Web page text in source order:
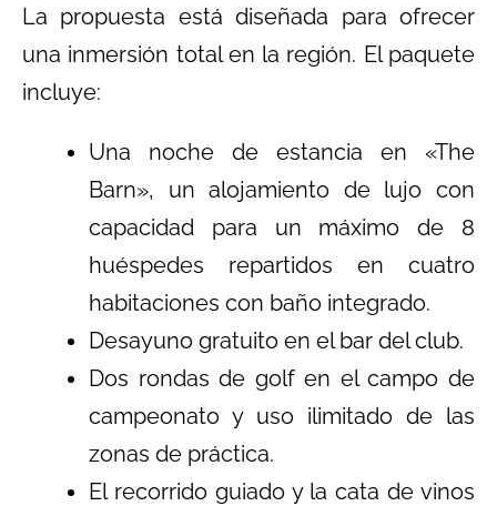
La propuesta está diseñada para ofrecer
una inmersión total en la región. El paquete
incluye:
Una noche de estancia en «The
Barn», un alojamiento de lujo con
capacidad para un máximo de 8
huéspedes repartidos en cuatro
habitaciones con baño integrado.
Desayuno gratuito en el bar del club.
Dos rondas de golf en el campo de
campeonato y uso ilimitado de las
zonas de práctica.
El recorrido guiado y la cata de vinos